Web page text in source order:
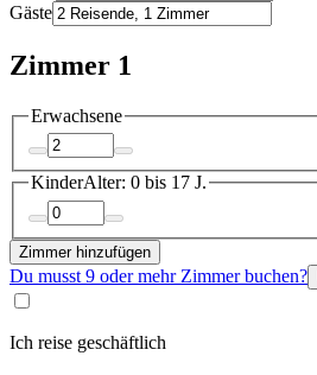
Gäste
Zimmer 1
Erwachsene
KinderAlter: 0 bis 17 J.
Zimmer hinzufügen
Du musst 9 oder mehr Zimmer buchen?
Ich reise geschäftlich